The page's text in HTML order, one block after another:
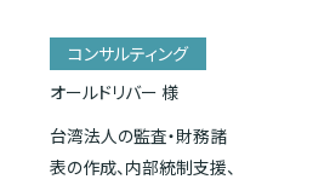
コンサルティング
オールドリバー 様
台湾法人の監査・財務諸
表の作成、内部統制支援、